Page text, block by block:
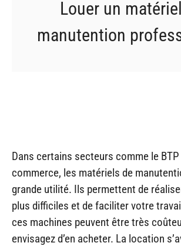
Louer un
manutention
Dans certains secteurs comme le
commerce, les matériels de
grande utilité. Ils permettent de
plus difficiles et de faciliter votre
ces machines peuvent être très
envisagez d’en acheter. La location